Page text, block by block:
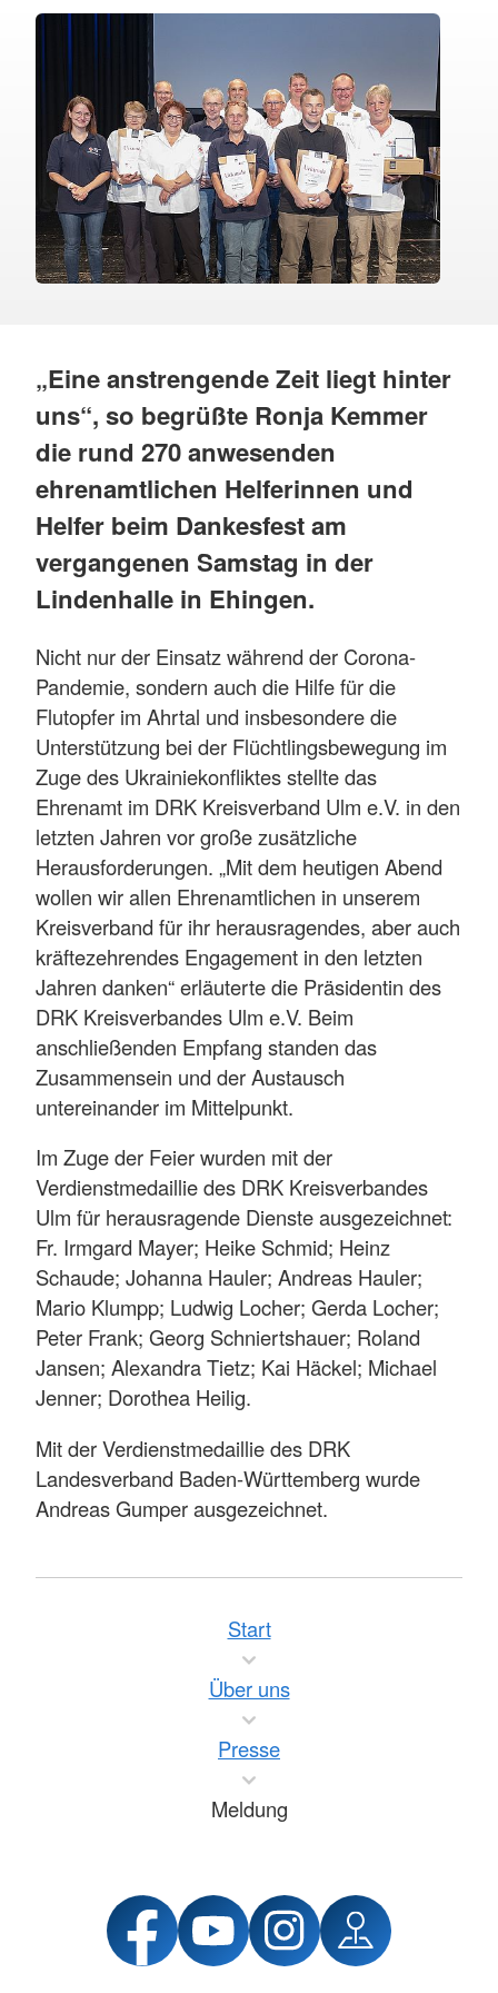
„Eine anstrengende Zeit liegt hinter
uns“, so begrüßte Ronja Kemmer
die rund 270 anwesenden
ehrenamtlichen Helferinnen und
Helfer beim Dankesfest am
vergangenen Samstag in der
Lindenhalle in Ehingen.
Nicht nur der Einsatz während der Corona-
Pandemie, sondern auch die Hilfe für die
Flutopfer im Ahrtal und insbesondere die
Unterstützung bei der Flüchtlingsbewegung im
Zuge des Ukrainiekonfliktes stellte das
Ehrenamt im DRK Kreisverband Ulm e.V. in den
letzten Jahren vor große zusätzliche
Herausforderungen. „Mit dem heutigen Abend
wollen wir allen Ehrenamtlichen in unserem
Kreisverband für ihr herausragendes, aber auch
kräftezehrendes Engagement in den letzten
Jahren danken“ erläuterte die Präsidentin des
DRK Kreisverbandes Ulm e.V. Beim
anschließenden Empfang standen das
Zusammensein und der Austausch
untereinander im Mittelpunkt.
Im Zuge der Feier wurden mit der
Verdienstmedaillie des DRK Kreisverbandes
Ulm für herausragende Dienste ausgezeichnet:
Fr. Irmgard Mayer; Heike Schmid; Heinz
Schaude; Johanna Hauler; Andreas Hauler;
Mario Klumpp; Ludwig Locher; Gerda Locher;
Peter Frank; Georg Schniertshauer; Roland
Jansen; Alexandra Tietz; Kai Häckel; Michael
Jenner; Dorothea Heilig.
Mit der Verdienstmedaillie des DRK
Landesverband Baden-Württemberg wurde
Andreas Gumper ausgezeichnet.
Start
Über uns
Presse
Meldung